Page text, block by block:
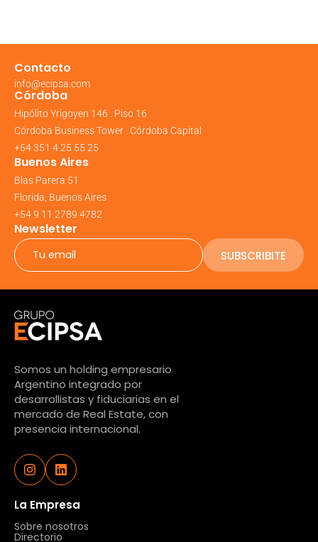
Contacto
info@ecipsa.com
Córdoba
Hipólito Yrigoyen 146 . Piso 16
Córdoba Business Tower . Córdoba Capital
+54 351 4 25 55 25
Buenos Aires
Blas Parera 51
Florida, Buenos Aires
+54 9 11 2789 4782
Newsletter
SUBSCRIBITE
Somos un holding empresario
Argentino integrado por
desarrollistas y fiduciarias en el
mercado de Real Estate, con
presencia internacional.
La Empresa
Sobre nosotros
Directorio